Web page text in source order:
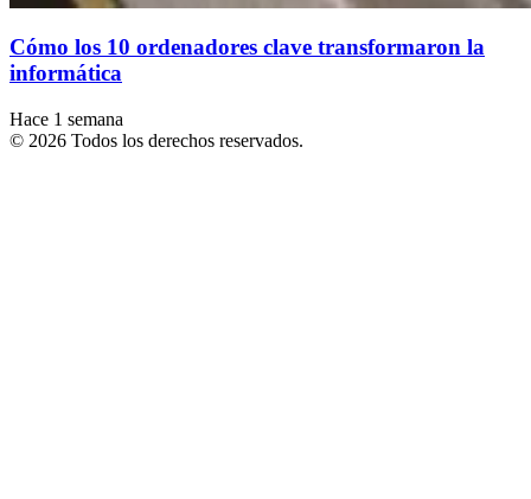
Cómo los 10 ordenadores clave transformaron la
informática
Hace 1 semana
© 2026 Todos los derechos reservados.